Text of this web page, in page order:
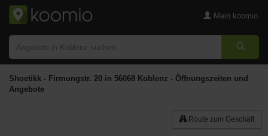
Mein koomio
Shoetikk - Firmungstr. 20 in 56068 Koblenz - Öffnungszeiten und
Angebote
Route zum Geschäft